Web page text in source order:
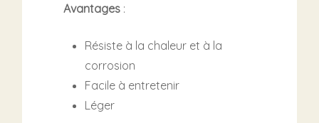
Avantages:
Résiste à la chaleur et à la
corrosion
Facile à entretenir
Léger